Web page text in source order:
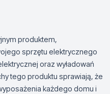
produktem,
sprzętu elektrycznego
oraz wyładowań
tego produktu sprawiają, że
każdego domu i